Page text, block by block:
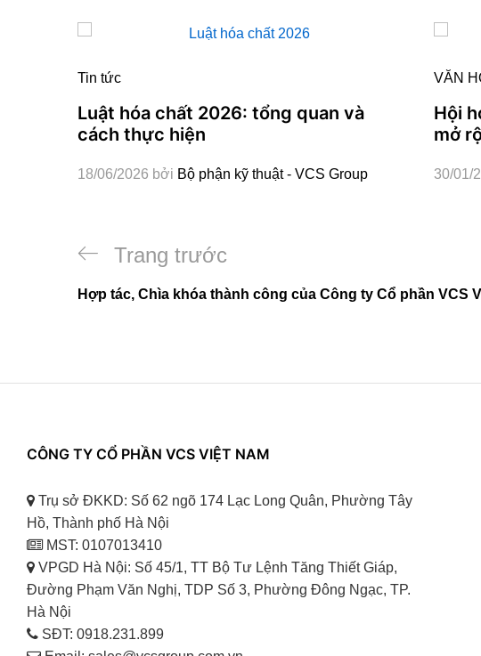
Tin tức
Luật hóa chất 2026: tổng quan và
cách thực hiện
18/06/2026 bởi Bộ phận kỹ thuật - VCS Group
VĂN
Hội
mở
30/01/
Điều
hướng
Bài
viết
Trang trước
Hợp tác, Chìa khóa thành công của Công ty Cổ phần VCS
CÔNG TY CỔ PHẦN VCS VIỆT NAM
Trụ sở ĐKKD: Số 62 ngõ 174 Lạc Long Quân, Phường Tây
Hồ, Thành phố Hà Nội
MST: 0107013410
VPGD Hà Nội: Số 45/1, TT Bộ Tư Lệnh Tăng Thiết Giáp,
Đường Phạm Văn Nghị, TDP Số 3, Phường Đông Ngạc, TP.
Hà Nội
SĐT: 0918.231.899